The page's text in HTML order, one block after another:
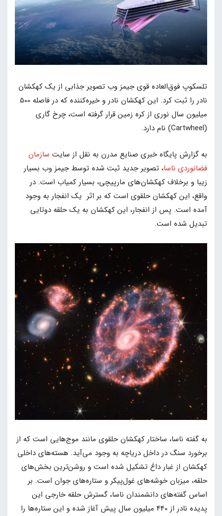
تلسکوپ فوق‌العاده قوی جیمز وب تصویر جذابی از یک کهکشان
نادر را ثبت کرد. این کهکشان نادر و خیره‌کننده که در فاصله 500
میلیون سال نوری از کره زمین قرار گرفته است، چرخ گاری
(Cartwheel) نام دارد.
به گزارش پایگاه خبری صنایع مدرن به نقل از سایت سازمان
فضانوردی ناسا، تصویر جدید ثبت شده توسط جیمز وب بسیار
زیبا و برخلاف کهکشان‌های مارپیچی، بسیار کمیاب است. در
واقع، این کهکشان حلقوی است که بر اثر یک انفجار به وجود
آمده است. پس از انفجار، این کهکشان به یک حلقه دوتایی
تبدیل شده است.
به گفته ناسا، ساختار کهکشان حلقوی مانند موج‌هایی است که از
برخورد سنگ در داخل دریاچه به وجود می‌آید. هسته‌های داخلی
کهکشان از غبار داغ تشکیل شده است و روشن‌ترین بخش‌های
حلقه، میزبان خوشه‌های غول‌پیکر و ستاره‌های جوان است. بر
اساس گفته‌های دانشمندان ناسا، گسترش حلقه خارجی این
پدیده نادر از 440 میلیون سال پیش آغاز شده و این ستاره‌ها را